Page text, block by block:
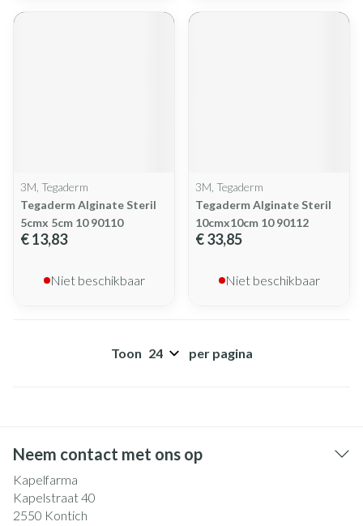
3M, Tegaderm
Tegaderm Alginate Steril
5cmx 5cm 10 90110
€ 13,83
Niet beschikbaar
3M, Tegaderm
Tegaderm Alginate Steril
10cmx10cm 10 90112
€ 33,85
Niet beschikbaar
Toon per pagina
Neem contact met ons op
Kapelfarma
Kapelstraat 40
2550 Kontich